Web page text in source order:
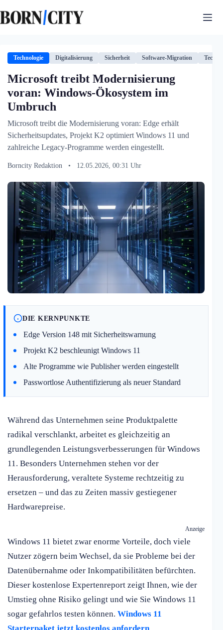
Inhalt
springen
Technologie Digitalisierung Sicherheit Software-Migration
Microsoft treibt Modernisierung
voran: Windows-Ökosystem im
Umbruch
Microsoft treibt die Modernisierung voran: Edge erhält
Sicherheitsupdates, Projekt K2 optimiert Windows 11 und
zahlreiche Legacy-Programme werden eingestellt.
Borncity Redaktion • 12.05.2026, 00:31 Uhr
DIE KERNPUNKTE
Edge Version 148 mit Sicherheitswarnung
Projekt K2 beschleunigt Windows 11
Alte Programme wie Publisher werden eingestellt
Passwortlose Authentifizierung als neuer Standard
Während das Unternehmen seine Produktpalette
radikal verschlankt, arbeitet es gleichzeitig an
grundlegenden Leistungsverbesserungen für Windows
11. Besonders Unternehmen stehen vor der
Herausforderung, veraltete Systeme rechtzeitig zu
ersetzen – und das zu Zeiten massiv gestiegener
Hardwarepreise.
Anzeige
Windows 11 bietet zwar enorme Vorteile, doch viele
Nutzer zögern beim Wechsel, da sie Probleme bei der
Datenübernahme oder Inkompatibilitäten befürchten.
Dieser kostenlose Expertenreport zeigt Ihnen, wie der
Umstieg ohne Risiko gelingt und wie Sie Windows 11
sogar gefahrlos testen können. Windows 11